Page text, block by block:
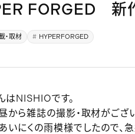
FORGED 新作
・取材 HYPERFORGED
はNISHIOです。
から雑誌の撮影・取材がござ
いにくの雨模様でしたので